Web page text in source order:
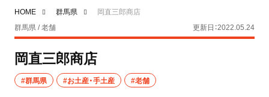
HOME 群馬県
岡直三郎商店
群馬県 / 老舗
更新日：2022.05.24
岡直三郎商店
#群馬県 #お土産・手土産 #老舗